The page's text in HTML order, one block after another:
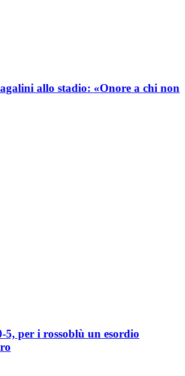
allo stadio: «Onore a chi non
5, per i rossoblù un esordio